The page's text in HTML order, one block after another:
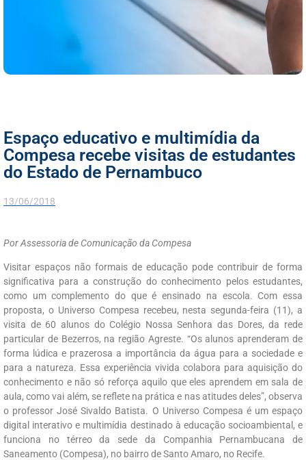
Espaço educativo e multimídia da
Compesa recebe visitas de estudantes
do Estado de Pernambuco
13/06/2018
Por Assessoria de Comunicação da Compesa
Visitar espaços não formais de educação pode contribuir de forma
significativa para a construção do conhecimento pelos estudantes,
como um complemento do que é ensinado na escola. Com essa
proposta, o Universo Compesa recebeu, nesta segunda-feira (11), a
visita de 60 alunos do Colégio Nossa Senhora das Dores, da rede
particular de Bezerros, na região Agreste. “Os alunos aprenderam de
forma lúdica e prazerosa a importância da água para a sociedade e
para a natureza. Essa experiência vivida colabora para aquisição do
conhecimento e não só reforça aquilo que eles aprendem em sala de
aula, como vai além, se reflete na prática e nas atitudes deles”, observa
o professor José Sivaldo Batista. O Universo Compesa é um espaço
digital interativo e multimídia destinado à educação socioambiental, e
funciona no térreo da sede da Companhia Pernambucana de
Saneamento (Compesa), no bairro de Santo Amaro, no Recife.